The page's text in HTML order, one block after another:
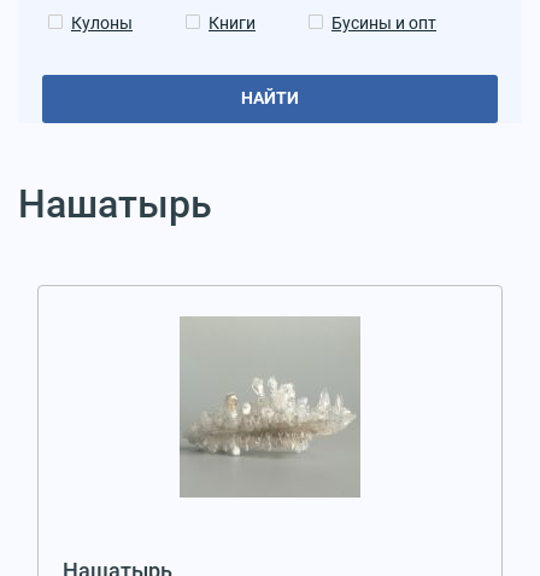
Кулоны
Книги Бусины и опт
НАЙТИ
Нашатырь
Нашатырь